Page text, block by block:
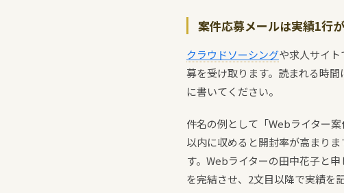
案件応募メールは実績1行
クラウドソーシングや求人サイ
募を受け取ります。読まれる時
に書いてください。
件名の例として「Webライター
以内に収めると開封率が高まりま
す。Webライターの田中花子と
を完結させ、2文目以降で実績を